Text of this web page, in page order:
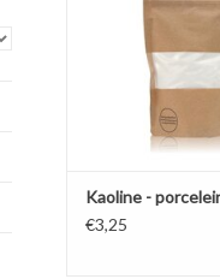
TOEVOEGEN AAN
Kaoline -
€3,25